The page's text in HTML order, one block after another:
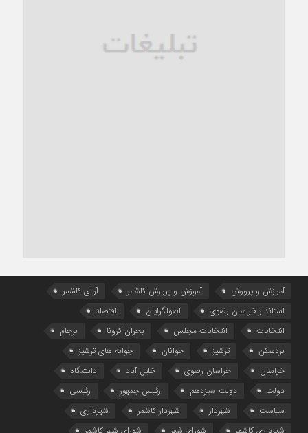
آموزش و پرورش آموزش و پرورش کاشمر
آوای کاشمر
استاندار خراسان رضوی
اصولگرایان
اقتصاد
انتخابات
انتخابات مجلس بحران کرونا
برجام
بردسکن
ترشیز جوانان
جوانه های ترشیز
خراسان
خراسان رضوی خلیل آباد
دانشگاه
دولت
دولت سیزدهم رئیس جمهور
رئیسی
سیاست
شهردار شهردار کاشمر
شهرداری